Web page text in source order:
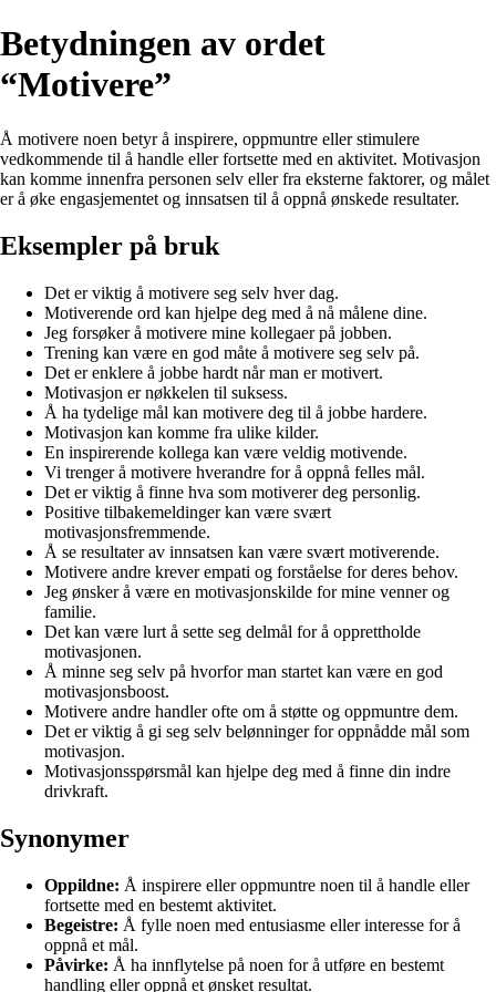
Betydningen av ordet
“Motivere”
Å motivere noen betyr å inspirere, oppmuntre eller stimulere
vedkommende til å handle eller fortsette med en aktivitet. Motivasjon
kan komme innenfra personen selv eller fra eksterne faktorer, og målet
er å øke engasjementet og innsatsen til å oppnå ønskede resultater.
Eksempler på bruk
Det er viktig å motivere seg selv hver dag.
Motiverende ord kan hjelpe deg med å nå målene dine.
Jeg forsøker å motivere mine kollegaer på jobben.
Trening kan være en god måte å motivere seg selv på.
Det er enklere å jobbe hardt når man er motivert.
Motivasjon er nøkkelen til suksess.
Å ha tydelige mål kan motivere deg til å jobbe hardere.
Motivasjon kan komme fra ulike kilder.
En inspirerende kollega kan være veldig motivende.
Vi trenger å motivere hverandre for å oppnå felles mål.
Det er viktig å finne hva som motiverer deg personlig.
Positive tilbakemeldinger kan være svært
motivasjonsfremmende.
Å se resultater av innsatsen kan være svært motiverende.
Motivere andre krever empati og forståelse for deres behov.
Jeg ønsker å være en motivasjonskilde for mine venner og
familie.
Det kan være lurt å sette seg delmål for å opprettholde
motivasjonen.
Å minne seg selv på hvorfor man startet kan være en god
motivasjonsboost.
Motivere andre handler ofte om å støtte og oppmuntre dem.
Det er viktig å gi seg selv belønninger for oppnådde mål som
motivasjon.
Motivasjonsspørsmål kan hjelpe deg med å finne din indre
drivkraft.
Synonymer
Oppildne: Å inspirere eller oppmuntre noen til å handle eller
fortsette med en bestemt aktivitet.
Begeistre: Å fylle noen med entusiasme eller interesse for å
oppnå et mål.
Påvirke: Å ha innflytelse på noen for å utføre en bestemt
handling eller oppnå et ønsket resultat.